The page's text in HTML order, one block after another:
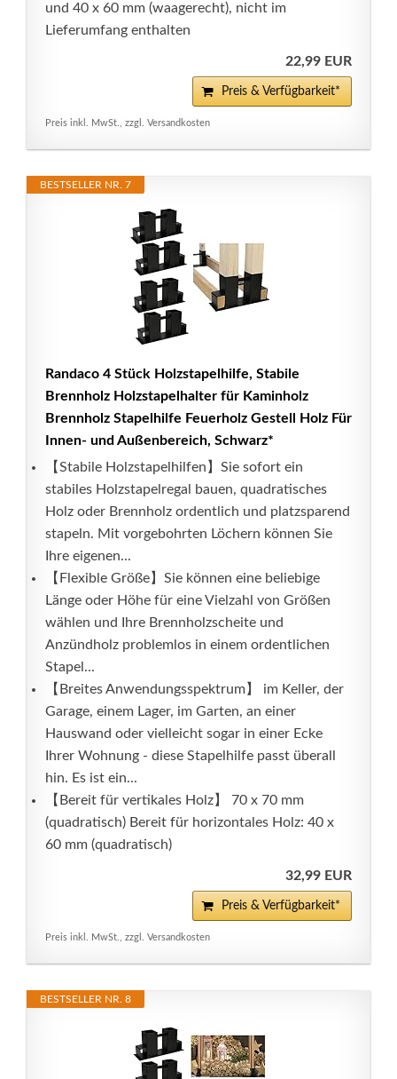
und 40 x 60 mm (waagerecht), nicht im
Lieferumfang enthalten
22,99 EUR
Preis & Verfügbarkeit*
Preis inkl. MwSt., zzgl. Versandkosten
BESTSELLER NR. 7
Randaco 4 Stück Holzstapelhilfe, Stabile
Brennholz Holzstapelhalter für Kaminholz
Brennholz Stapelhilfe Feuerholz Gestell Holz Für
Innen- und Außenbereich, Schwarz*
【Stabile Holzstapelhilfen】Sie sofort ein
stabiles Holzstapelregal bauen, quadratisches
Holz oder Brennholz ordentlich und platzsparend
stapeln. Mit vorgebohrten Löchern können Sie
Ihre eigenen...
【Flexible Größe】Sie können eine beliebige
Länge oder Höhe für eine Vielzahl von Größen
wählen und Ihre Brennholzscheite und
Anzündholz problemlos in einem ordentlichen
Stapel...
【Breites Anwendungsspektrum】 im Keller, der
Garage, einem Lager, im Garten, an einer
Hauswand oder vielleicht sogar in einer Ecke
Ihrer Wohnung - diese Stapelhilfe passt überall
hin. Es ist ein...
【Bereit für vertikales Holz】 70 x 70 mm
(quadratisch) Bereit für horizontales Holz: 40 x
60 mm (quadratisch)
32,99 EUR
Preis & Verfügbarkeit*
Preis inkl. MwSt., zzgl. Versandkosten
BESTSELLER NR. 8